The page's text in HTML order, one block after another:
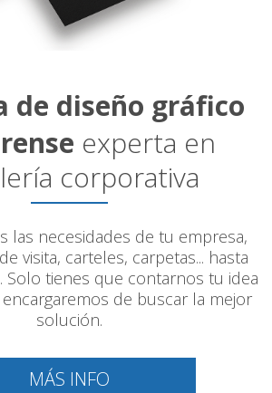
de diseño gráfico
experta en
corporativa
las necesidades de tu empresa,
visita, carteles, carpetas... hasta
Solo tienes que contarnos tu idea
de buscar la mejor
solución.
MÁS INFO